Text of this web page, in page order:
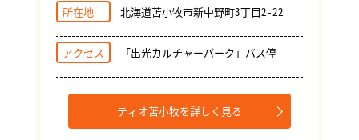
所在地 北海道苫小牧市新中野町3丁目2-22
アクセス 「出光カルチャーパーク」バス停
ティオ苫小牧を詳しく見る